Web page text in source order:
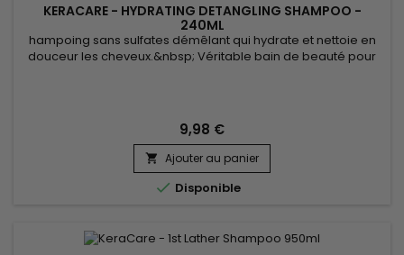
KERACARE - HYDRATING DETANGLING SHAMPOO -
240ML
hampoing sans sulfates démêlant qui hydrate et nettoie en
douceur les cheveux.&nbsp; Véritable bain de beauté pour
cuticule, prévient des pointes fourchues et aide à minimiser
la casse...
9,98 €
 Ajouter au panier
 Disponible